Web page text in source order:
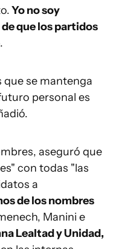
Yo no soy
que los partidos
que se mantenga
personal es
aseguró que
con todas "las
a
de los nombres
Manini e
Lealtad y Unidad,